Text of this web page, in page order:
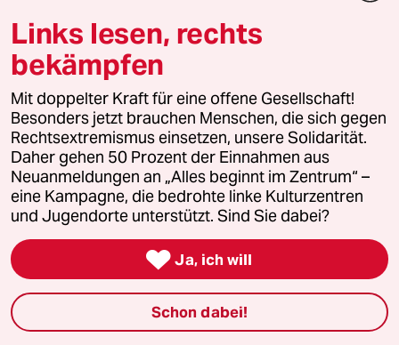
Anzeigen
Fragen & Hilfe
Feedback
Aboservice
ePaper Login
Downloads für Abonnierende
Links lesen, rechts
bekämpfen
Mit doppelter Kraft für eine offene Gesellschaft!
Besonders jetzt brauchen Menschen, die sich gegen
Rechtsextremismus einsetzen, unsere Solidarität.
Daher gehen 50 Prozent der Einnahmen aus
Neuanmeldungen an „Alles beginnt im Zentrum“ –
eine Kampagne, die bedrohte linke Kulturzentren
und Jugendorte unterstützt. Sind Sie dabei?
 Ja, ich will
Schon dabei!